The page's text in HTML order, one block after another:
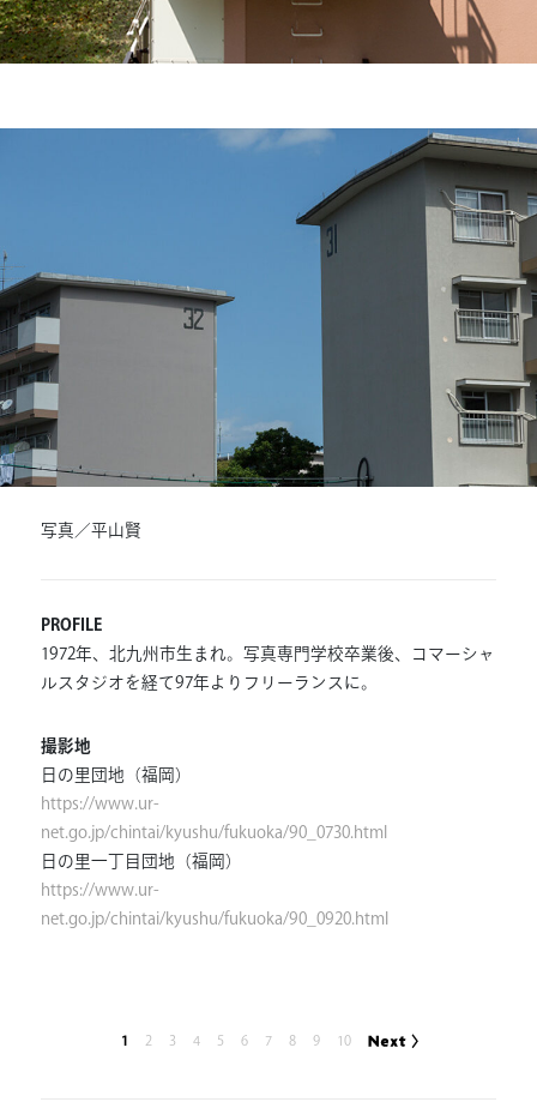
写真／平山賢
PROFILE
1972年、北九州市生まれ。写真専門学校卒業後、コマーシャ
ルスタジオを経て97年よりフリーランスに。
撮影地
日の里団地（福岡）
https://www.ur-
net.go.jp/chintai/kyushu/fukuoka/90_0730.html
日の里一丁目団地（福岡）
https://www.ur-
net.go.jp/chintai/kyushu/fukuoka/90_0920.html
1 2 3 4 5 6 7 8 9 10